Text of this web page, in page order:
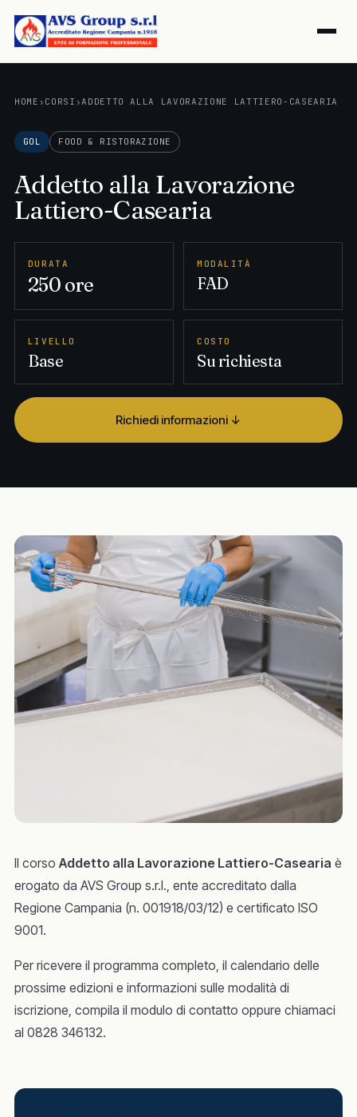
HOME › CORSI ›ADDETTO ALLA LAVORAZIONE LATTIERO-CASEARIA
GOL FOOD & RISTORAZIONE
Addetto alla Lavorazione
Lattiero-Casearia
DURATA
250 ore
MODALITÀ
FAD
LIVELLO
Base
COSTO
Su richiesta
Richiedi informazioni ↓
Il corsoAddetto alla Lavorazione Lattiero-Casearia è
erogato da AVS Group s.r.l., ente accreditato dalla
Regione Campania (n. 001918/03/12) e certificato ISO
9001.
Per ricevere il programma completo, il calendario delle
prossime edizioni e informazioni sulle modalità di
iscrizione, compila il modulo di contatto oppure chiamaci
al 0828 346132.